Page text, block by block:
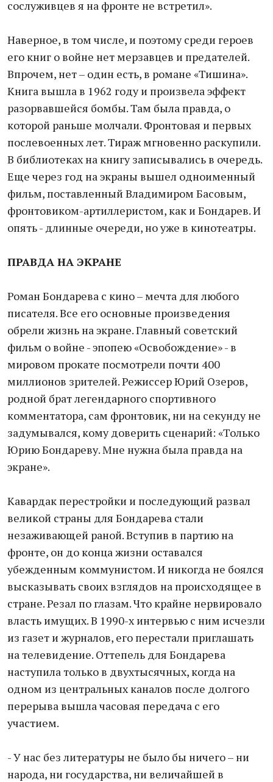
сослуживцев я на фронте не встретил».
Наверное, в том числе, и поэтому среди героев
его книг о войне нет мерзавцев и предателей.
Впрочем, нет – один есть, в романе «Тишина».
Книга вышла в 1962 году и произвела эффект
разорвавшейся бомбы. Там была правда, о
которой раньше молчали. Фронтовая и первых
послевоенных лет. Тираж мгновенно раскупили.
В библиотеках на книгу записывались в очередь.
Еще через год на экраны вышел одноименный
фильм, поставленный Владимиром Басовым,
фронтовиком-артиллеристом, как и Бондарев. И
опять - длинные очереди, но уже в кинотеатры.
ПРАВДА НА ЭКРАНЕ
Роман Бондарева с кино – мечта для любого
писателя. Все его основные произведения
обрели жизнь на экране. Главный советский
фильм о войне - эпопею «Освобождение» - в
мировом прокате посмотрели почти 400
миллионов зрителей. Режиссер Юрий Озеров,
родной брат легендарного спортивного
комментатора, сам фронтовик, ни на секунду не
задумывался, кому доверить сценарий: «Только
Юрию Бондареву. Мне нужна была правда на
экране».
Кавардак перестройки и последующий развал
великой страны для Бондарева стали
незаживающей раной. Вступив в партию на
фронте, он до конца жизни оставался
убежденным коммунистом. И никогда не боялся
высказывать своих взглядов на происходящее в
стране. Резал по глазам. Что крайне нервировало
власть имущих. В 1990-х интервью с ним исчезли
из газет и журналов, его перестали приглашать
на телевидение. Оттепель для Бондарева
наступила только в двухтысячных, когда на
одном из центральных каналов после долгого
перерыва вышла часовая передача с его
участием.
- У нас без литературы не было бы ничего – ни
народа, ни государства, ни величайшей в